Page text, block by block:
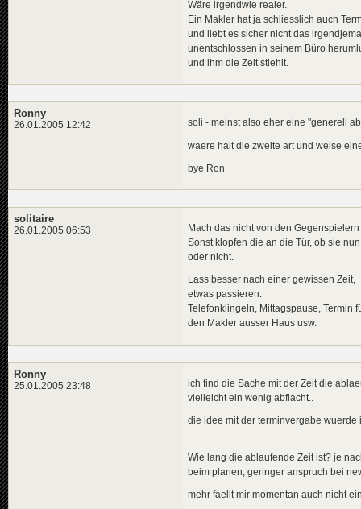
Wäre irgendwie realer.
Ein Makler hat ja schliesslich auch
und liebt es sicher nicht das
unentschlossen in seinem Büro
und ihm die Zeit stiehlt.
Ronny
26.01.2005 12:42 soli - meinst also eher eine "generell
waere halt die zweite art und weise
bye Ron
solitaire
26.01.2005 06:53
Mach das nicht von den
Sonst klopfen die an die Tür, ob sie
oder nicht.
Lass besser nach einer gewissen Zeit,
etwas passieren.
Telefonklingeln, Mittagspause, Termin
den Makler ausser Haus usw.
Ronny
25.01.2005 23:48
ich find die Sache mit der Zeit die
vielleicht ein wenig abflacht..
die idee mit der terminvergabe
Wie lang die ablaufende Zeit ist? je
beim planen, geringer anspruch bei
mehr faellt mir momentan auch nicht